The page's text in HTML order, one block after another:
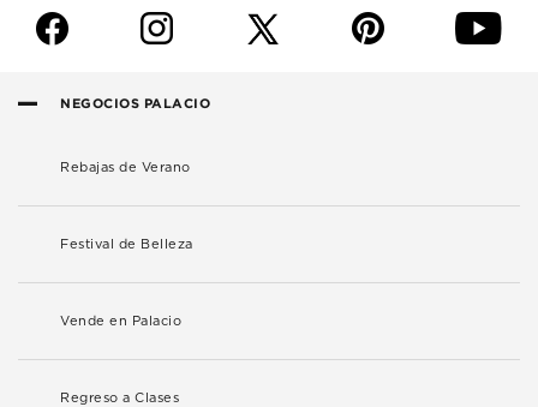
f i p y
NEGOCIOS PALACIO
Rebajas de Verano
Festival de Belleza
Vende en Palacio
Regreso a Clases